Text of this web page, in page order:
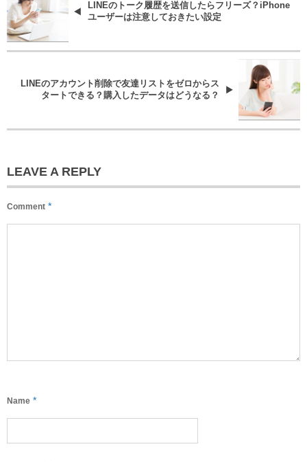
LINEのトーク履歴を送信したらフリーズ？iPhone
ユーザーは注意しておきたい設定
LINEのアカウント削除で友達リストをゼロからス
タートできる？購入したデータはどうなる？
LEAVE A REPLY
Comment *
Name *